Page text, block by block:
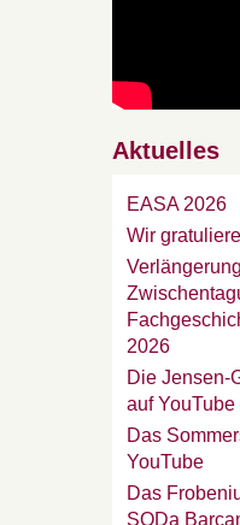
Aktuelles
EASA 2026
Wir
2026
Die Jensen-
auf YouTube
Das
YouTube
Das
SODa